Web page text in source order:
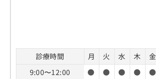
診療時間 月 火 水 木 金
9:00〜12:00
● ● ● ● ●